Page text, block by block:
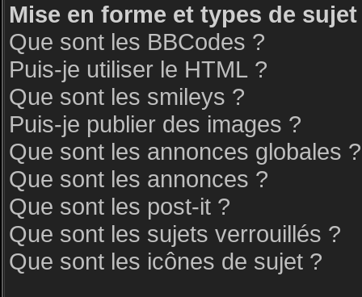
Mise en forme et types de sujet
Que sont les BBCodes ?
Puis-je utiliser le HTML ?
Que sont les smileys ?
Puis-je publier des images ?
Que sont les annonces globales ?
Que sont les annonces ?
Que sont les post-it ?
Que sont les sujets verrouillés ?
Que sont les icônes de sujet ?